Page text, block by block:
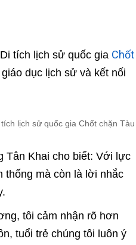
tích lịch sử quốc gia Chốt
dục lịch sử và kết nối
lịch sử quốc gia Chốt chặn Tàu
Tân Khai cho biết: Với lực
thống mà còn là lời nhắc
tôi cảm nhận rõ hơn
tuổi trẻ chúng tôi luôn ý